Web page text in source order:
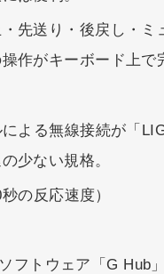
・先送り・後戻し・ミ
作がキーボード上で
よる無線接続が「
少ない規格。
の反応速度）
フトウェア「G Hub